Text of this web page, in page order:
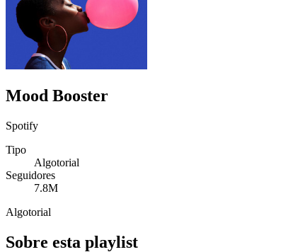
Mood Booster
Spotify
Tipo
Algotorial
Seguidores
7.8M
Algotorial
Sobre esta playlist